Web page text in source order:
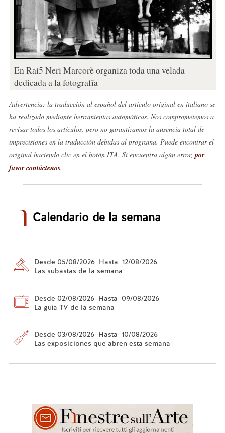
En Rai5 Neri Marcorè organiza toda una velada
dedicada a la fotografía
Advertencia: la traducción al español del artículo original en italiano se
ha realizado mediante herramientas automáticas. Nos comprometemos a
revisar todos los artículos, pero no garantizamos la ausencia total de
imprecisiones en la traducción debidas al programa. Puede encontrar el
original haciendo clic en el botón ITA. Si encuentra algún error, por
favor contáctenos.
Calendario de la semana
Desde 05/08/2026 Hasta 12/08/2026
Las subastas de la semana
Desde 02/08/2026 Hasta 09/08/2026
La guía TV de la semana
Desde 03/08/2026 Hasta 10/08/2026
Las exposiciones que abren esta semana